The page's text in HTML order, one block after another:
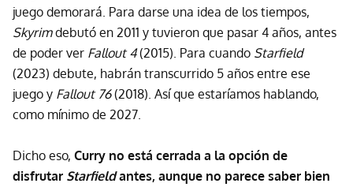
juego demorará. Para darse una idea de los tiempos,
Skyrimdebutó en 2011 y tuvieron que pasar 4 años, antes
de poder ver Fallout 4(2015). Para cuando Starfield
(2023) debute, habrán transcurrido 5 años entre ese
juego y Fallout 76(2018). Así que estaríamos hablando,
como mínimo de 2027.
Dicho eso, Curry no está cerrada a la opción de
disfrutar Starfieldantes, aunque no parece saber bien